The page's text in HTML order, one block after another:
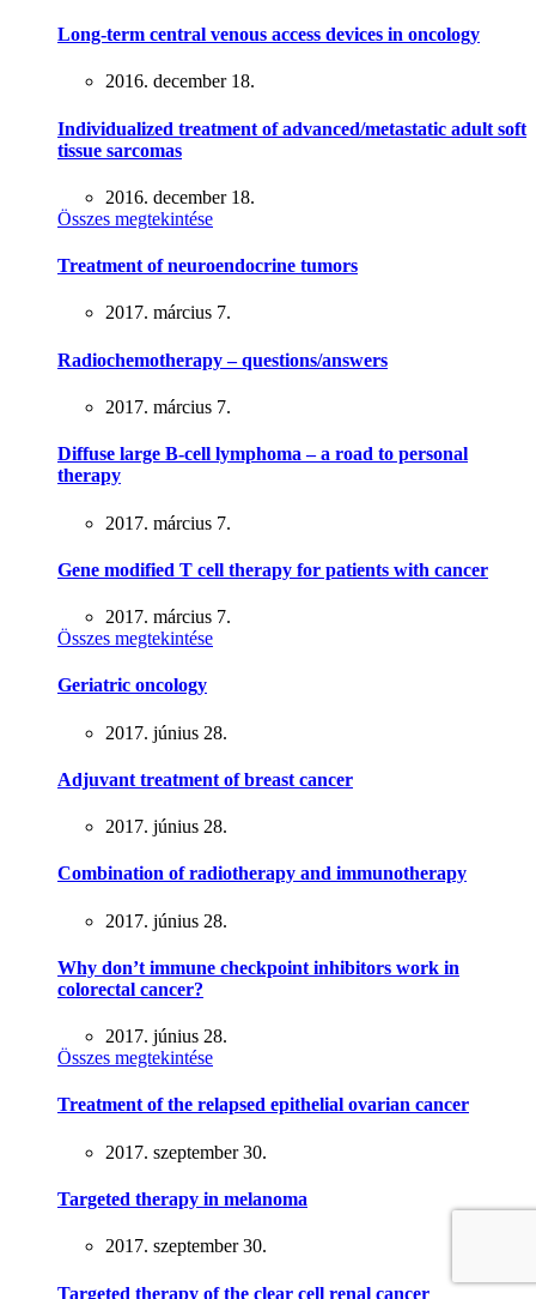
Long-term central venous access devices in oncology
2016. december 18.
Individualized treatment of advanced/metastatic adult soft
tissue sarcomas
2016. december 18.
Összes megtekintése
Treatment of neuroendocrine tumors
2017. március 7.
Radiochemotherapy – questions/answers
2017. március 7.
Diffuse large B-cell lymphoma – a road to personal
therapy
2017. március 7.
Gene modified T cell therapy for patients with cancer
2017. március 7.
Összes megtekintése
Geriatric oncology
2017. június 28.
Adjuvant treatment of breast cancer
2017. június 28.
Combination of radiotherapy and immunotherapy
2017. június 28.
Why don’t immune checkpoint inhibitors work in
colorectal cancer?
2017. június 28.
Összes megtekintése
Treatment of the relapsed epithelial ovarian cancer
2017. szeptember 30.
Targeted therapy in melanoma
2017. szeptember 30.
Targeted therapy of the clear cell renal cancer